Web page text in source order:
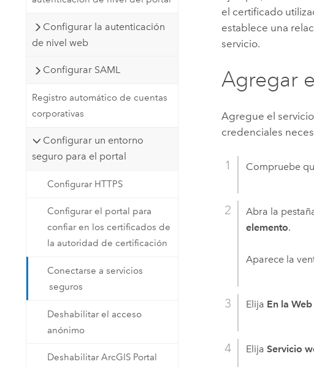
Configurar la autenticación
de nivel web
Configurar SAML
Registro automático de cuentas
corporativas
Configurar un entorno
seguro para el portal
Configurar HTTPS
Configurar el portal para
confiar en los certificados de
la autoridad de certificación
Conectarse a servicios
seguros
Deshabilitar el acceso
anónimo
Deshabilitar ArcGIS Portal
el certificado
establece una
servicio.
Agregar
Agregue el
credenciales
Compruebe
Abra la
elemento.
Aparece la
Elija En la Web
ElijaServicio